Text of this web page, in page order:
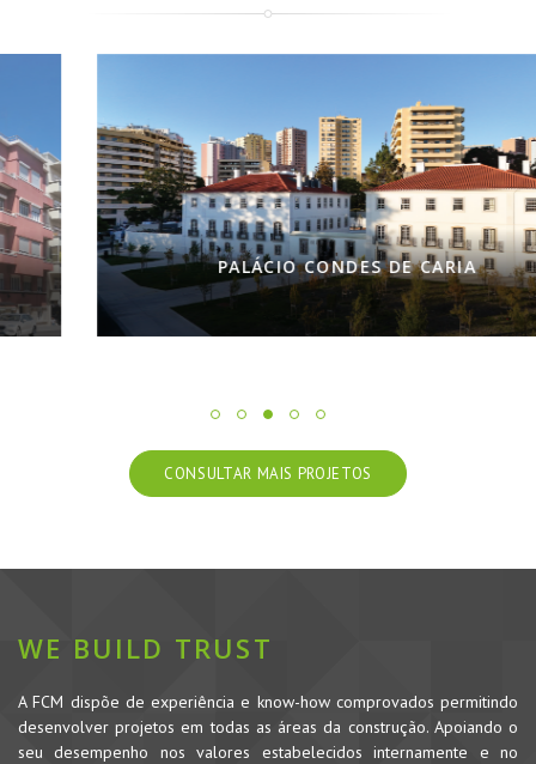
PALÁCIO CONDES DE CARIA
CONSULTAR MAIS PROJETOS
WE BUILD TRUST
A FCM dispõe de experiência e know-how comprovados permitindo
desenvolver projetos em todas as áreas da construção. Apoiando o
seu desempenho nos valores estabelecidos internamente e no